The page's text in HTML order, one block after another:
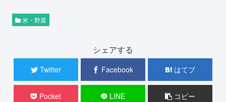
米・野菜
シェアする
Twitter Facebook はてブ
Pocket LINE コピー